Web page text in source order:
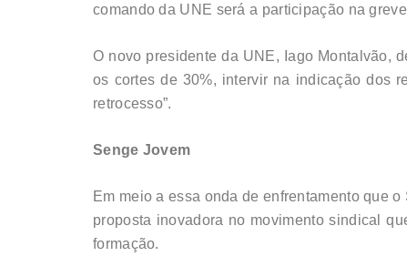
comando da UNE será a participação na
O novo presidente da UNE, Iago Montalvão,
os cortes de 30%, intervir na indicação dos
retrocesso”.
Senge Jovem
Em meio a essa onda de enfrentamento que
proposta inovadora no movimento sindical
formação.